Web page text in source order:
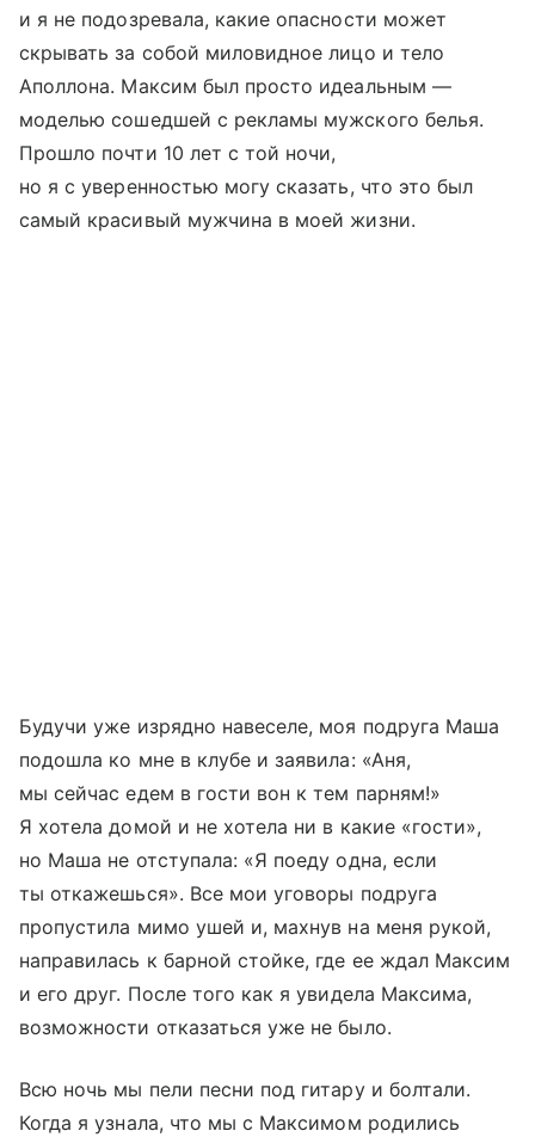
и я не подозревала, какие опасности может
скрывать за собой миловидное лицо и тело
Аполлона. Максим был просто идеальным —
моделью сошедшей с рекламы мужского белья.
Прошло почти 10 лет с той ночи,
но я с уверенностью могу сказать, что это был
самый красивый мужчина в моей жизни.
Будучи уже изрядно навеселе, моя подруга Маша
подошла ко мне в клубе и заявила: «Аня,
мы сейчас едем в гости вон к тем парням!»
Я хотела домой и не хотела ни в какие «гости»,
но Маша не отступала: «Я поеду одна, если
ты откажешься». Все мои уговоры подруга
пропустила мимо ушей и, махнув на меня рукой,
направилась к барной стойке, где ее ждал Максим
и его друг. После того как я увидела Максима,
возможности отказаться уже не было.
Всю ночь мы пели песни под гитару и болтали.
Когда я узнала, что мы с Максимом родились